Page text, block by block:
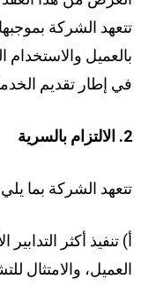
تتعهد الشركة
بالعميل والاستخدام
في إطار تقديم
2. الالتزام بالسرية
تتعهد الشركة بما
أ) تنفيذ أكثر
العميل، والامتثال